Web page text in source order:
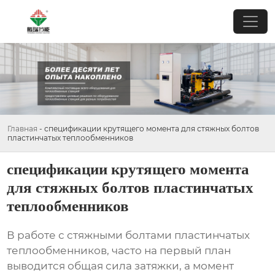
Главная - спецификации крутящего момента для стяжных болтов
пластинчатых теплообменников
спецификации крутящего момента
для стяжных болтов пластинчатых
теплообменников
В работе с стяжными болтами пластинчатых
теплообменников, часто на первый план
выводится общая сила затяжки, а момент